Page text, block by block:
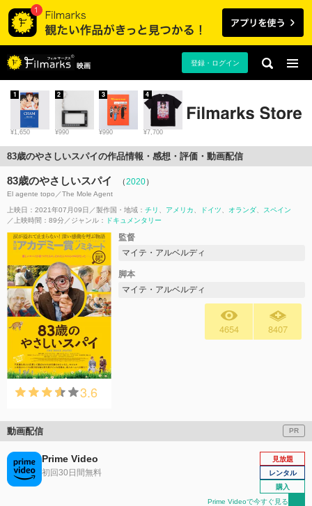
映画 登録・ログイン
¥1,650
1
¥990
2
¥990
3
¥7,700
4
83歳のやさしいスパイの作品情報・感想・評価・動画配信
83歳のやさしいスパイ （2020）
El agente topo／The Mole Agent
上映日：2021年07月09日 製作国・地域： チリ アメリカ ドイツ オランダ
スペイン
上映時間：89分
ジャンル： ドキュメンタリー
3.6
監督
マイテ・アルベルディ
脚本
マイテ・アルベルディ
4654 8407
動画配信 PR
Prime Video
初回30日間無料
見放題
レンタル
購入
Prime Videoで今すぐ見る